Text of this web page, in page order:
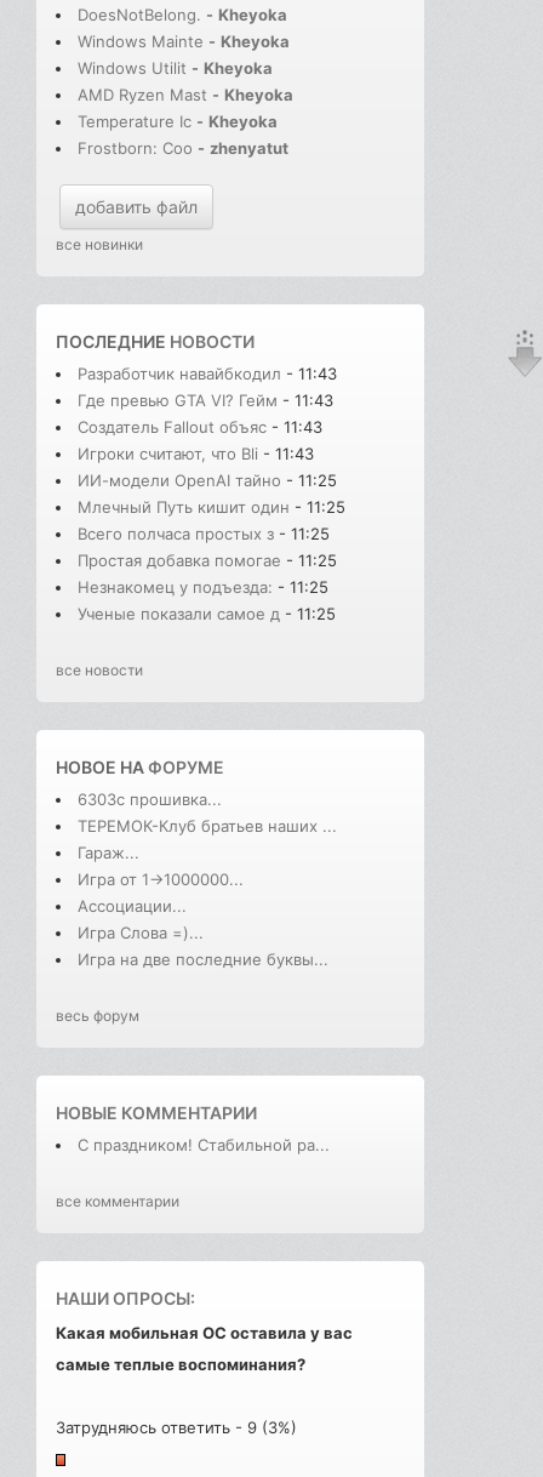
DoesNotBelong. - Kheyoka
Windows Mainte - Kheyoka
Windows Utilit - Kheyoka
AMD Ryzen Mast - Kheyoka
Temperature Ic - Kheyoka
Frostborn: Coo - zhenyatut
добавить файл
все новинки
ПОСЛЕДНИЕ НОВОСТИ
Разработчик навайбкодил - 11:43
Где превью GTA VI? Гейм - 11:43
Создатель Fallout объяс - 11:43
Игроки считают, что Bli - 11:43
ИИ-модели OpenAI тайно - 11:25
Млечный Путь кишит один - 11:25
Всего полчаса простых з - 11:25
Простая добавка помогае - 11:25
Незнакомец у подъезда: - 11:25
Ученые показали самое д - 11:25
все новости
НОВОЕ НАФОРУМЕ
6303с прошивка...
ТЕРЕМОК-Клуб братьев наших ...
Гараж...
Игра от 1->1000000...
Ассоциации...
Игра Слова =)...
Игра на две последние буквы...
весь форум
НОВЫЕ КОММЕНТАРИИ
С праздником! Стабильной ра...
все комментарии
НАШИ ОПРОСЫ:
Какая мобильная ОС оставила у вас
самые теплые воспоминания?
Затрудняюсь ответить - 9 (3%)